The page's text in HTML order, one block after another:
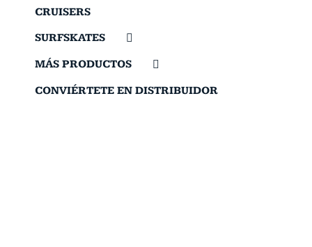
CRUISERS
SURFSKATES
MÁS PRODUCTOS
CONVIÉRTETE EN DISTRIBUIDOR